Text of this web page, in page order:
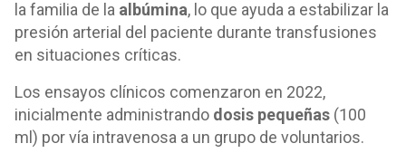
la familia de la albúmina, lo que ayuda a estabilizar la
presión arterial del paciente durante transfusiones
en situaciones críticas.
Los ensayos clínicos comenzaron en 2022,
inicialmente administrando dosis pequeñas (100
ml) por vía intravenosa a un grupo de voluntarios.